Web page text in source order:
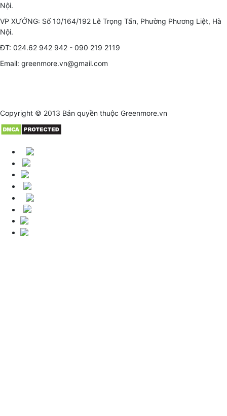
Nội.
VP XƯỞNG: Số 10/164/192 Lê Trọng Tấn, Phường Phương Liệt, Hà
Nội.
ĐT: 024.62 942 942 - 090 219 2119
Email: greenmore.vn@gmail.com
Copyright © 2013 Bản quyền thuộc Greenmore.vn